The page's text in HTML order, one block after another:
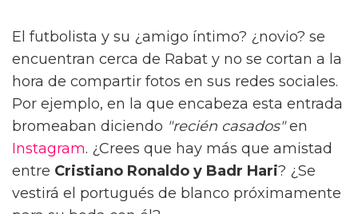
El futbolista y su ¿amigo íntimo? ¿novio? se
encuentran cerca de Rabat y no se cortan a la
hora de compartir fotos en sus redes sociales.
Por ejemplo, en la que encabeza esta entrada
bromeaban diciendo "recién casados"en
Instagram. ¿Crees que hay más que amistad
entre Cristiano Ronaldo y Badr Hari? ¿Se
vestirá el portugués de blanco próximamente